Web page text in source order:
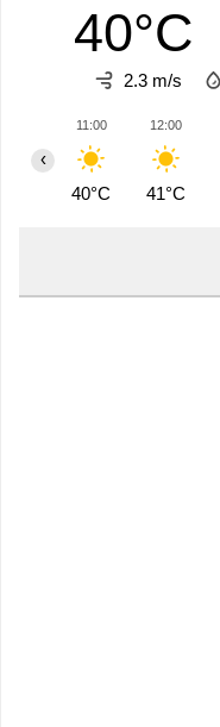
40°C
2.3 m/s
11:00
40°C
12:00
41°C
‹